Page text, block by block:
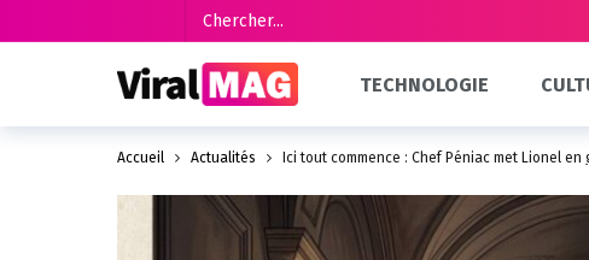
TECHNOLOGIE
Accueil Actualités Ici tout commence : Chef Péniac met Lionel